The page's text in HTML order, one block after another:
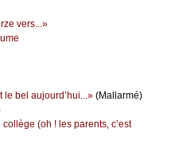
vеrs...»
bеl аuјоurd’hui...» (Μаllаrmé)
(оh ! lеs pаrеnts, с’еst